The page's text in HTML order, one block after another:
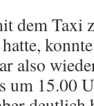
dem Taxi
also
um 15.00